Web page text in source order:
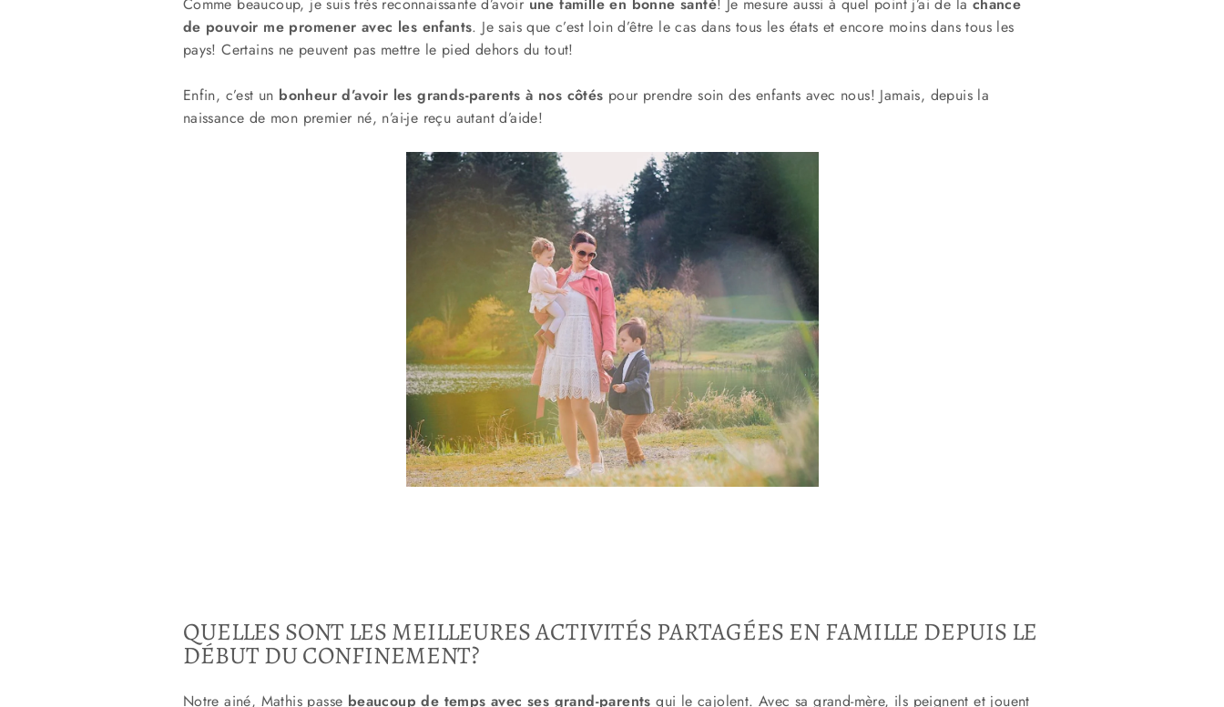
Comme beaucoup, je suis très reconnaissante d’avoir une famille en bonne santé! Je mesure aussi à quel point j’ai de la chance
de pouvoir me promener avec les enfants. Je sais que c’est loin d’être le cas dans tous les états et encore moins dans tous les
pays! Certains ne peuvent pas mettre le pied dehors du tout!
Enfin, c’est un bonheur d’avoir les grands-parents à nos côtés pour prendre soin des enfants avec nous! Jamais, depuis la
naissance de mon premier né, n’ai-je reçu autant d’aide!
QUELLES SONT LES MEILLEURES ACTIVITÉS PARTAGÉES EN FAMILLE DEPUIS LE
DÉBUT DU CONFINEMENT?
Notre ainé, Mathis passe beaucoup de temps avec ses grand-parentsqui le cajolent. Avec sa grand-mère, ils peignent et jouent